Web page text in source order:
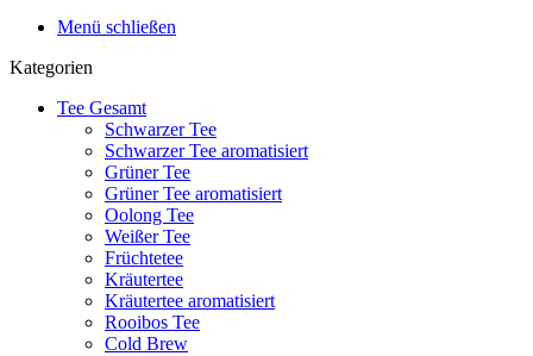
Menü schließen
Kategorien
Tee Gesamt
Schwarzer Tee
Schwarzer Tee aromatisiert
Grüner Tee
Grüner Tee aromatisiert
Oolong Tee
Weißer Tee
Früchtetee
Kräutertee
Kräutertee aromatisiert
Rooibos Tee
Cold Brew